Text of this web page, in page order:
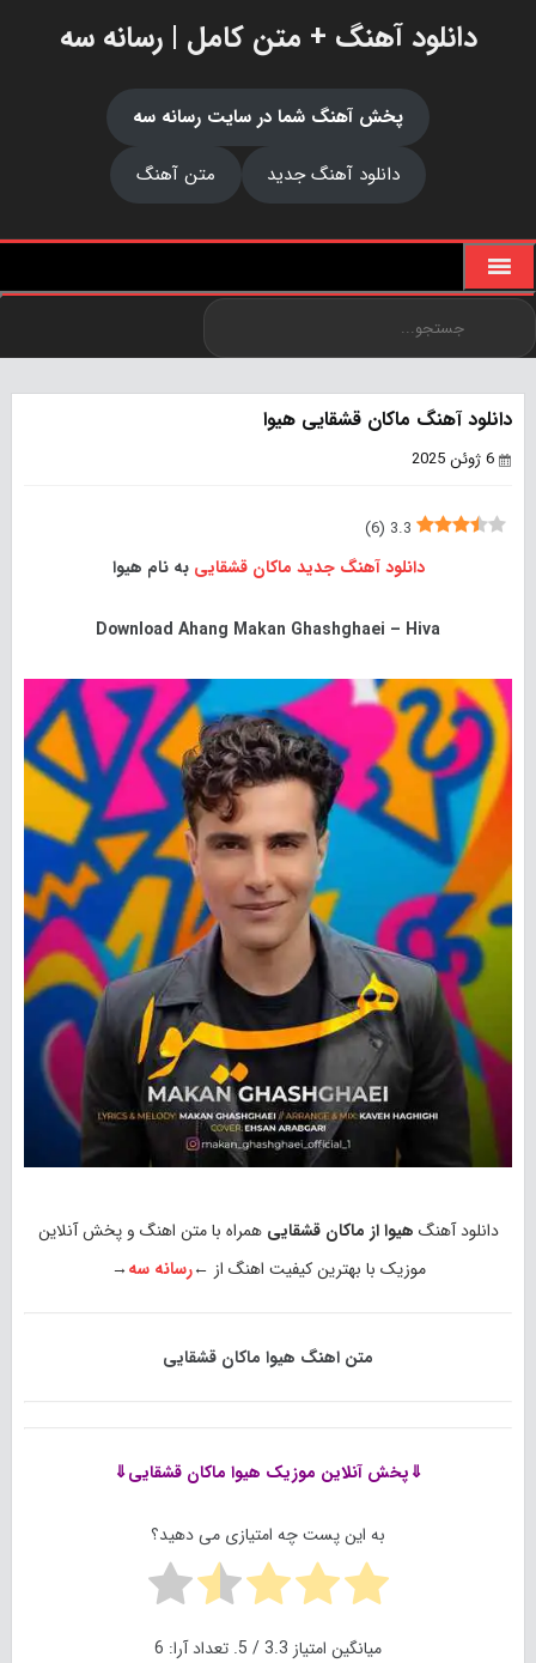
دانلود آهنگ + متن کامل | رسانه سه
پخش آهنگ شما در سایت رسانه سه
دانلود آهنگ جدید
متن آهنگ
دانلود آهنگ ماکان قشقایی هیوا
6 ژوئن 2025
3.3
(
6
)
دانلود آهنگ جدید ماکان قشقایی به نام هیوا
Download Ahang Makan Ghashghaei – Hiva
دانلود آهنگ هیوا از ماکان قشقاییهمراه با متن اهنگ و پخش آنلاین
موزیک با بهترین کیفیت اهنگ از ←رسانه سه→
متن اهنگ هیوا ماکان قشقایی
⇓پخش آنلاین موزیک هیوا ماکان قشقایی⇓
به این پست چه امتیازی می دهید؟
میانگین امتیاز 3.3 / 5. تعداد آرا: 6